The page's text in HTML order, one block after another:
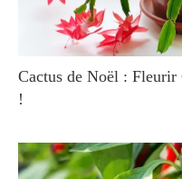
Cactus de Noël : Fleurir
!